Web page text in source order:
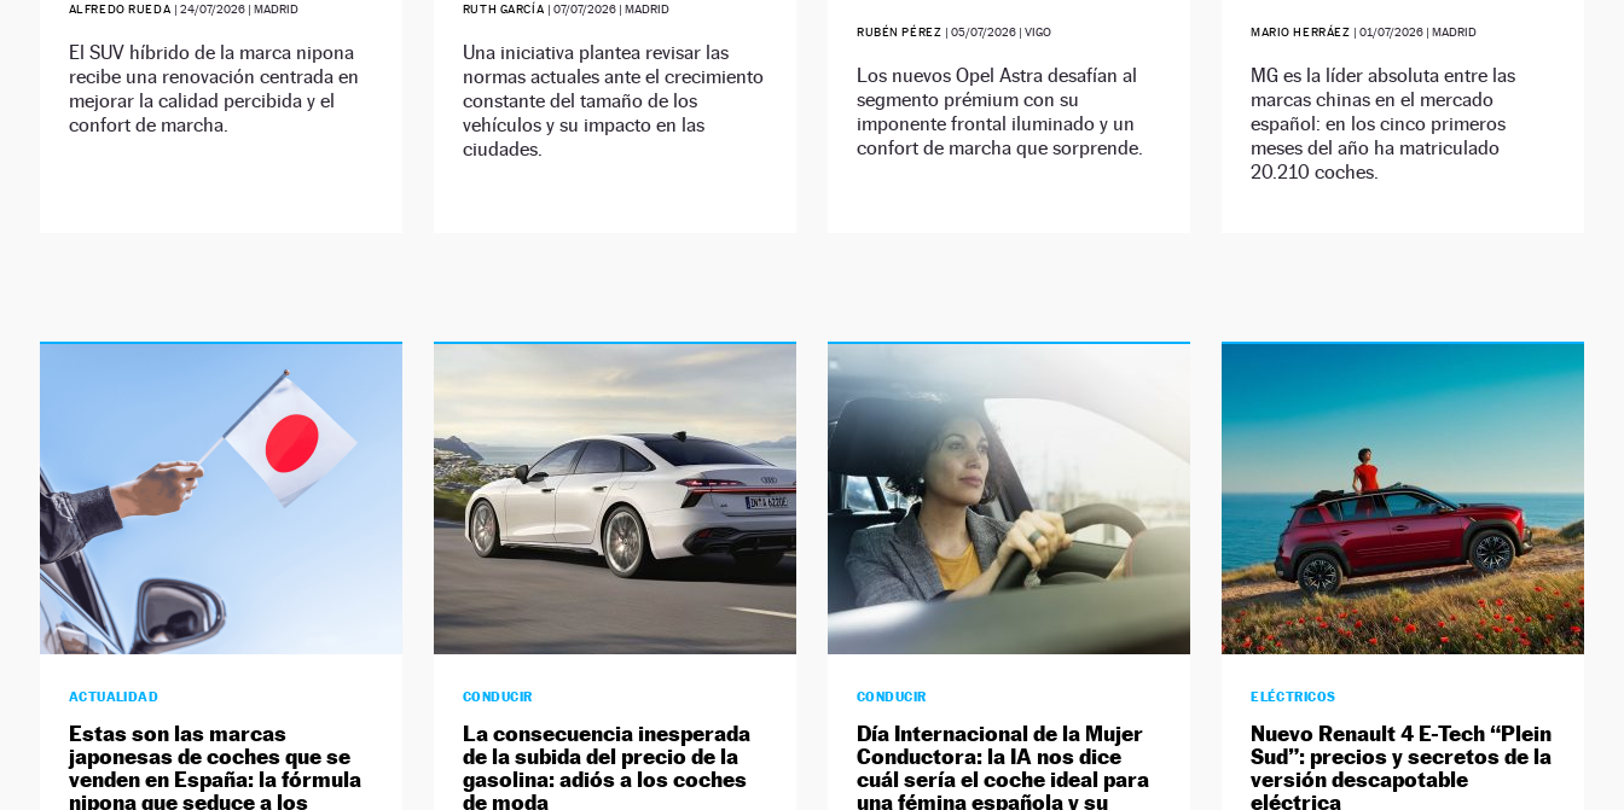
ALFREDO RUEDA | 24/07/2026| MADRID
El SUV híbrido de la marca nipona
recibe una renovación centrada en
mejorar la calidad percibida y el
confort de marcha.
RUTH GARCÍA | 07/07/2026| MADRID
Una iniciativa plantea revisar las
normas actuales ante el crecimiento
constante del tamaño de los
vehículos y su impacto en las
ciudades.
RUBÉN PÉREZ | 05/07/2026| VIGO
Los nuevos Opel Astra desafían al
segmento prémium con su
imponente frontal iluminado y un
confort de marcha que sorprende.
MARIO HERRÁEZ |01/07/2026 | MADRID
MG es la líder absoluta entre las
marcas chinas en el mercado
español: en los cinco primeros
meses del año ha matriculado
20.210 coches.
ACTUALIDAD
Estas son las marcas
japonesas de coches que se
venden en España: la fórmula
nipona que seduce a los
CONDUCIR
La consecuencia inesperada
de la subida del precio de la
gasolina: adiós a los coches
de moda
CONDUCIR
Día Internacional de la Mujer
Conductora: la IA nos dice
cuál sería el coche ideal para
una fémina española y su
ELÉCTRICOS
Nuevo Renault 4 E-Tech “Plein
Sud”: precios y secretos de la
versión descapotable
eléctrica